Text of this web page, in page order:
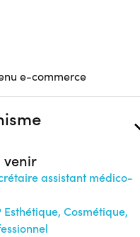
e-commerce
venir
assistant médico-
Cosmétique,